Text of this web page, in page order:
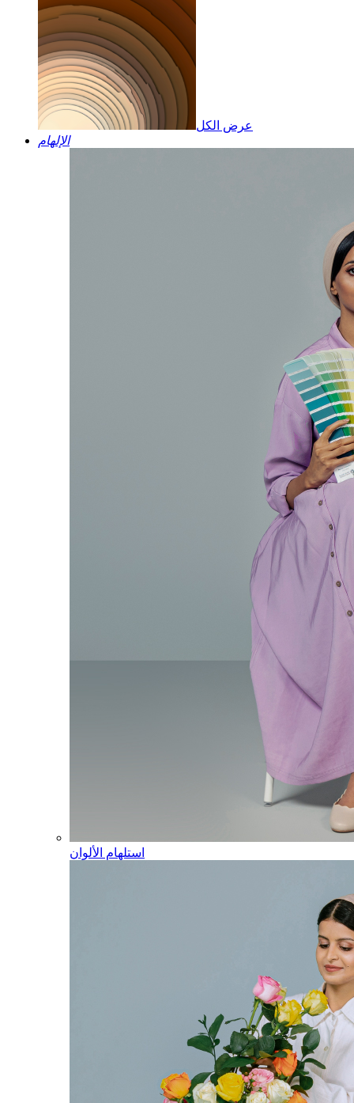
عرض الكل
الإلهام
استلهام الألوان